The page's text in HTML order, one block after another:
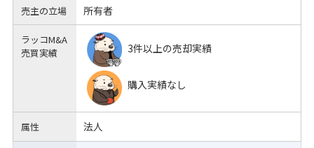
売主の立場 所有者
ラッコM&A
売買実績
3件以上の売却実績
購入実績なし
属性 法人